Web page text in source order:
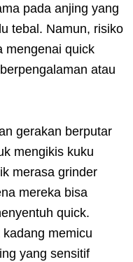
pada anjing yang
tebal. Namun, risiko
mengenai quick
atau
gerakan berputar
mengikis kuku
merasa grinder
mereka bisa
quick.
memicu
yang sensitif